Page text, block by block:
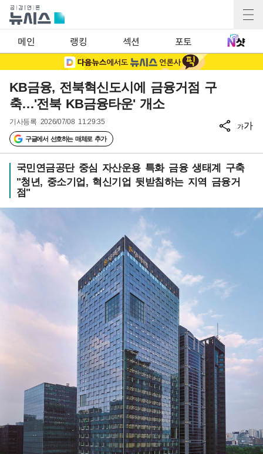
메인 랭킹 섹션 포토
KB금융, 전북혁신도시에 금융거점 구
축…'전북 KB금융타운' 개소
기사등록 2026/07/08 11:29:35
구글에서 선호하는 매체로 추가
가가
국민연금공단 중심 자산운용 특화 금융 생태계 구축
"청년, 중소기업, 혁신기업 뒷받침하는 지역 금융거
점"